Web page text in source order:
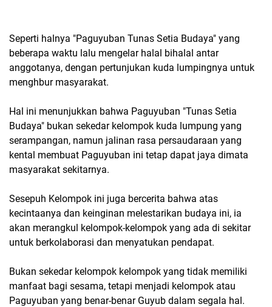
Seperti halnya "Paguyuban Tunas Setia Budaya" yang
beberapa waktu lalu mengelar halal bihalal antar
anggotanya, dengan pertunjukan kuda lumpingnya untuk
menghbur masyarakat.
Hal ini menunjukkan bahwa Paguyuban "Tunas Setia
Budaya" bukan sekedar kelompok kuda lumpung yang
serampangan, namun jalinan rasa persaudaraan yang
kental membuat Paguyuban ini tetap dapat jaya dimata
masyarakat sekitarnya.
Sesepuh Kelompok ini juga bercerita bahwa atas
kecintaanya dan keinginan melestarikan budaya ini, ia
akan merangkul kelompok-kelompok yang ada di sekitar
untuk berkolaborasi dan menyatukan pendapat.
Bukan sekedar kelompok kelompok yang tidak memiliki
manfaat bagi sesama, tetapi menjadi kelompok atau
Paguyuban yang benar-benar Guyub dalam segala hal.